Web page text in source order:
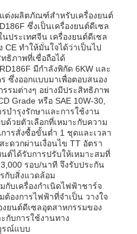
ต่งผลิตภัณฑ์สำหรับเครื่องยนต์
ซึ่งเป็นเครื่องยนต์ดีเซล
ประเทศจีน เครื่องยนต์ดีเซล
CE ทำให้มั่นใจได้ว่าเป็นไป
ธิภาพที่เชื่อถือได้
มีกำลังพิกัด 6KW และ
ซึ่งออกแบบมาเพื่อตอบสนอง
รมต่างๆ อย่างมีประสิทธิภาพ
Grade หรือ SAE 10W-30,
บำรุงรักษาและการใช้งาน
ด้วยตัวเลือกที่เหมาะกับความ
ารสั่งซื้อขั้นต่ำ 1 ชุดและเวลา
ะดวกผ่านเงื่อนไข TT อัตรา
นต์ได้รับการปรับให้เหมาะสมที่
รอบ/นาที จึงรับประกัน
กับสิ่งแวดล้อม
กับเครื่องกำเนิดไฟฟ้าชาร์จ
ต้องการไฟฟ้าที่จำเป็น วางใจ
งยนต์ดีเซลอุตสาหกรรมของ
กับการใช้งานทาง
รณ์แบบ